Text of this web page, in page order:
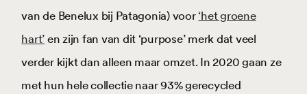
van de Benelux bij Patagonia) voor ‘het groene
hart’ en zijn fan van dit ‘purpose’ merk dat veel
verder kijkt dan alleen maar omzet. In 2020 gaan ze
met hun hele collectie naar 93% gerecycled